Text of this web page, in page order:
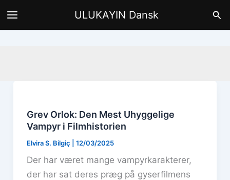
ULUKAYIN Dansk Søg
Grev Orlok: Den Mest Uhyggelige
Vampyr i Filmhistorien
Elvira S. Bilgiç 12/03/2025
Der har været mange vampyrkarakterer,
der har sat deres præg på gyserfilmens